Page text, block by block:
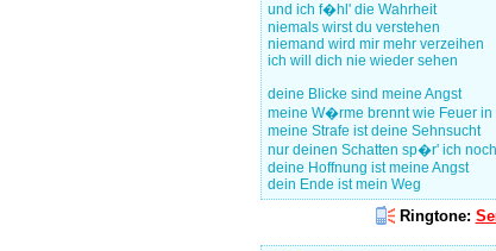
und ich f�hl' die Wahrheit
niemals wirst du verstehen
niemand wird mir mehr verzeihen
ich will dich nie wieder sehen
deine Blicke sind meine Angst
meine W�rme brennt wie Feuer in
meine Strafe ist deine Sehnsucht
nur deinen Schatten sp�r' ich
deine Hoffnung ist meine Angst
dein Ende ist mein Weg
Ringtone: